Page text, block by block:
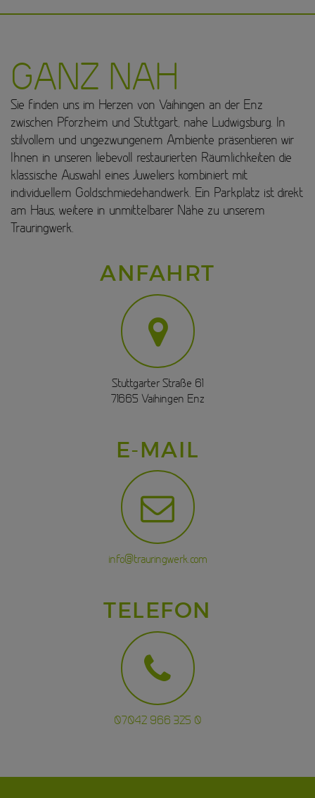
GANZ NAH
Sie finden uns im Herzen von Vaihingen an der Enz
zwischen Pforzheim und Stuttgart, nahe Ludwigsburg. In
stilvollem und ungezwungenem Ambiente präsentieren wir
Ihnen in unseren liebevoll restaurierten Räumlichkeiten die
klassische Auswahl eines Juweliers kombiniert mit
individuellem Goldschmiedehandwerk. Ein Parkplatz ist direkt
am Haus, weitere in unmittelbarer Nähe zu unserem
Trauringwerk.
ANFAHRT
Stuttgarter Straße 61
71665 Vaihingen Enz
E-MAIL
info@trauringwerk.com
TELEFON
07042 966 325 0